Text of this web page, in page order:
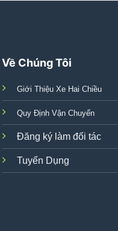
Về Chúng Tôi
Giới Thiệu Xe Hai Chiều
Quy Định Vận Chuyển
Đăng ký làm đối tác
Tuyển Dụng